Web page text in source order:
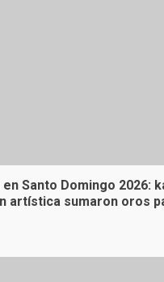
Santo Domingo 2026:
artística sumaron oros